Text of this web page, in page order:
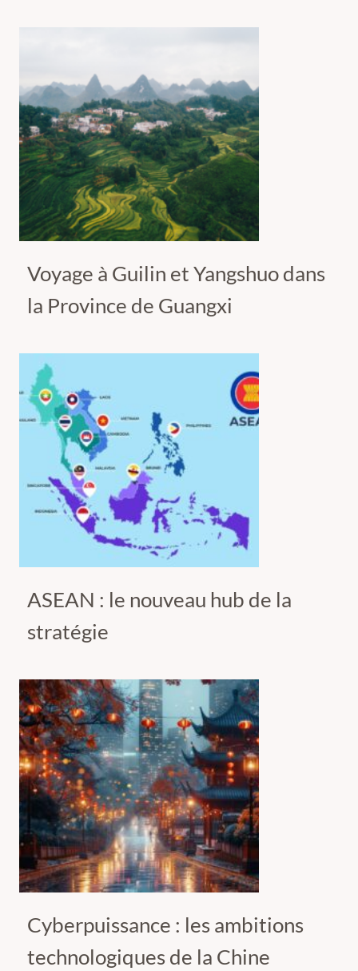
Voyage à Guilin et Yangshuo dans
la Province de Guangxi
ASEAN : le nouveau hub de la
stratégie
Cyberpuissance : les ambitions
technologiques de la Chine